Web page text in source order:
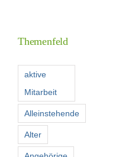
Kontakt
Suche
nach:
Themenfeld
aktive
Mitarbeit
Alleinstehende
Alter